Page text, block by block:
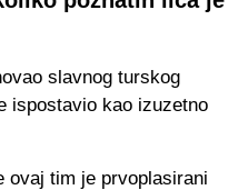
slavnog turskog
ispostavio kao izuzetno
ovaj tim je prvoplasirani